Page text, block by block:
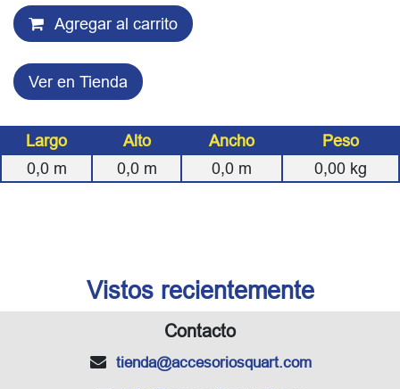
Agregar al carrito
Ver en Tienda
Largo Alto Ancho
Peso
0,0m 0,0m 0,0 m 0,00 kg
Vistos recientemente
Contacto
tienda@accesoriosquart.com